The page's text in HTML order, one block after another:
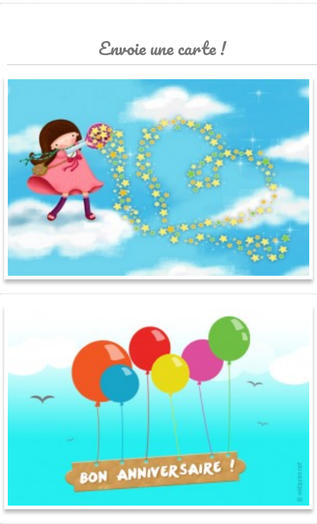
Envoie une carte !